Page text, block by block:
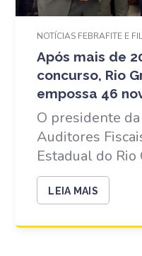
NOTÍCIAS FEBRAFITE E
Após mais de
concurso, Rio
empossa 46
O presidente
Auditores
Estadual do
LEIA MAIS